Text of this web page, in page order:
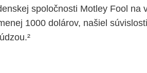
spoločnosti Motley Fool na
1000 dolárov, našiel